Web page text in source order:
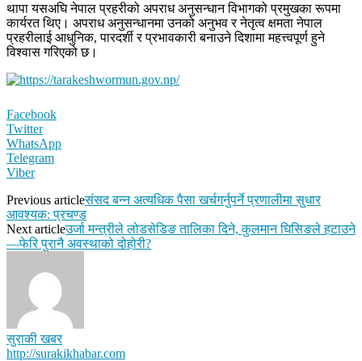
थापा यसअघि नेपाल प्रहरीको अपराध अनुसन्धान विभागको प्रमुखका रूपमा
कार्यरत थिए। अपराध अनुसन्धानमा उनको अनुभव र नेतृत्व क्षमता नेपाल
प्रहरीलाई आधुनिक, पारदर्शी र प्रभावकारी बनाउने दिशामा महत्त्वपूर्ण हुने
विश्वास गरिएको छ।
Facebook
Twitter
WhatsApp
Telegram
Viber
Previous articleसंसद बन्न अत्यधिक पैसा खर्चगर्नुपर्ने प्रणालीमा सुधार
आवश्यक: प्रचण्ड
Next articleउर्जा मन्त्रीले लोडसेडिङ तालिका दिने, कुलमान घिसिङले हटाउने
—फेरि पुरानै अवस्थाको दोहोरी?
सुराकी खबर
http://surakikhabar.com